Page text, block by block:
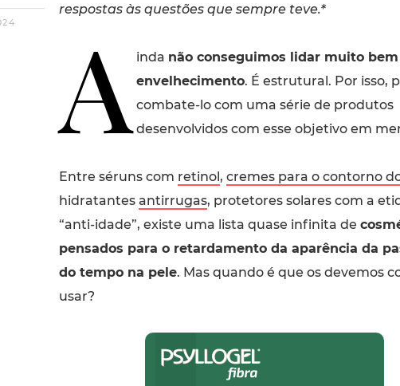
respostas às questões que sempre teve.*
A inda não conseguimos lidar muito
envelhecimento. É estrutural. Por isso,
combate-lo com uma série de produtos
desenvolvidos com esse objetivo em
Entre séruns com retinol, cremes para o contorno
hidratantes antirrugas, protetores solares com a
“anti-idade”, existe uma lista quase infinita de
pensados para o retardamento da aparência da
do tempo na pele. Mas quando é que os devemos
usar?